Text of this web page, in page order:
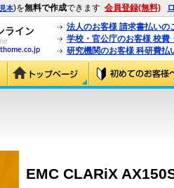
見本)を無料で作成できます 会員登録(無料)
法人のお客様 請求書払いの
学校・官公庁のお客様 校費
研究機関のお客様 科研費払
EMC CLARiX